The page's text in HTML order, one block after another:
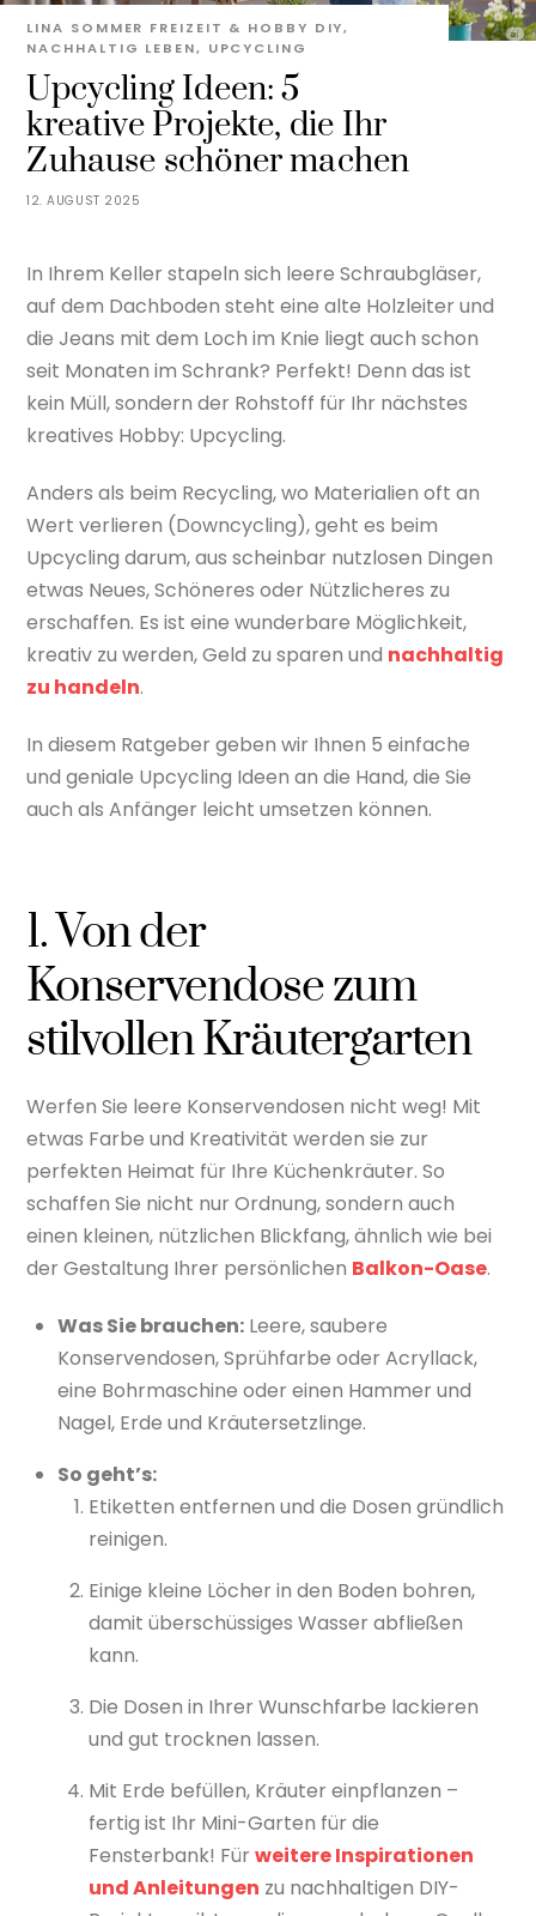
12. AUGUST 2025
Upcycling Ideen: 5
kreative Projekte, die Ihr
Zuhause schöner machen
LINA SOMMER FREIZEIT & HOBBY DIY,
NACHHALTIG LEBEN, UPCYCLING
In Ihrem Keller stapeln sich leere Schraubgläser,
auf dem Dachboden steht eine alte Holzleiter und
die Jeans mit dem Loch im Knie liegt auch schon
seit Monaten im Schrank? Perfekt! Denn das ist
kein Müll, sondern der Rohstoff für Ihr nächstes
kreatives Hobby: Upcycling.
Anders als beim Recycling, wo Materialien oft an
Wert verlieren (Downcycling), geht es beim
Upcycling darum, aus scheinbar nutzlosen Dingen
etwas Neues, Schöneres oder Nützlicheres zu
erschaffen. Es ist eine wunderbare Möglichkeit,
kreativ zu werden, Geld zu sparen und nachhaltig
zu handeln.
In diesem Ratgeber geben wir Ihnen 5 einfache
und geniale Upcycling Ideen an die Hand, die Sie
auch als Anfänger leicht umsetzen können.
1. Von der
Konservendose zum
stilvollen Kräutergarten
Werfen Sie leere Konservendosen nicht weg! Mit
etwas Farbe und Kreativität werden sie zur
perfekten Heimat für Ihre Küchenkräuter. So
schaffen Sie nicht nur Ordnung, sondern auch
einen kleinen, nützlichen Blickfang, ähnlich wie bei
der Gestaltung Ihrer persönlichen Balkon-Oase.
Was Sie brauchen: Leere, saubere
Konservendosen, Sprühfarbe oder Acryllack,
eine Bohrmaschine oder einen Hammer und
Nagel, Erde und Kräutersetzlinge.
So geht’s:
Etiketten entfernen und die Dosen gründlich
reinigen.
Einige kleine Löcher in den Boden bohren,
damit überschüssiges Wasser abfließen
kann.
Die Dosen in Ihrer Wunschfarbe lackieren
und gut trocknen lassen.
Mit Erde befüllen, Kräuter einpflanzen –
fertig ist Ihr Mini-Garten für die
Fensterbank! Für weitere Inspirationen
und Anleitungen zu nachhaltigen DIY-